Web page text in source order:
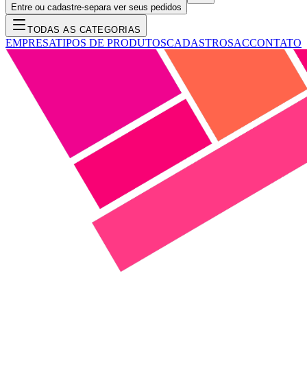
Entre ou cadastre-separa ver seus pedidos
TODAS AS CATEGORIAS
EMPRESATIPOS DE PRODUTOSCADASTROSACCONTATO